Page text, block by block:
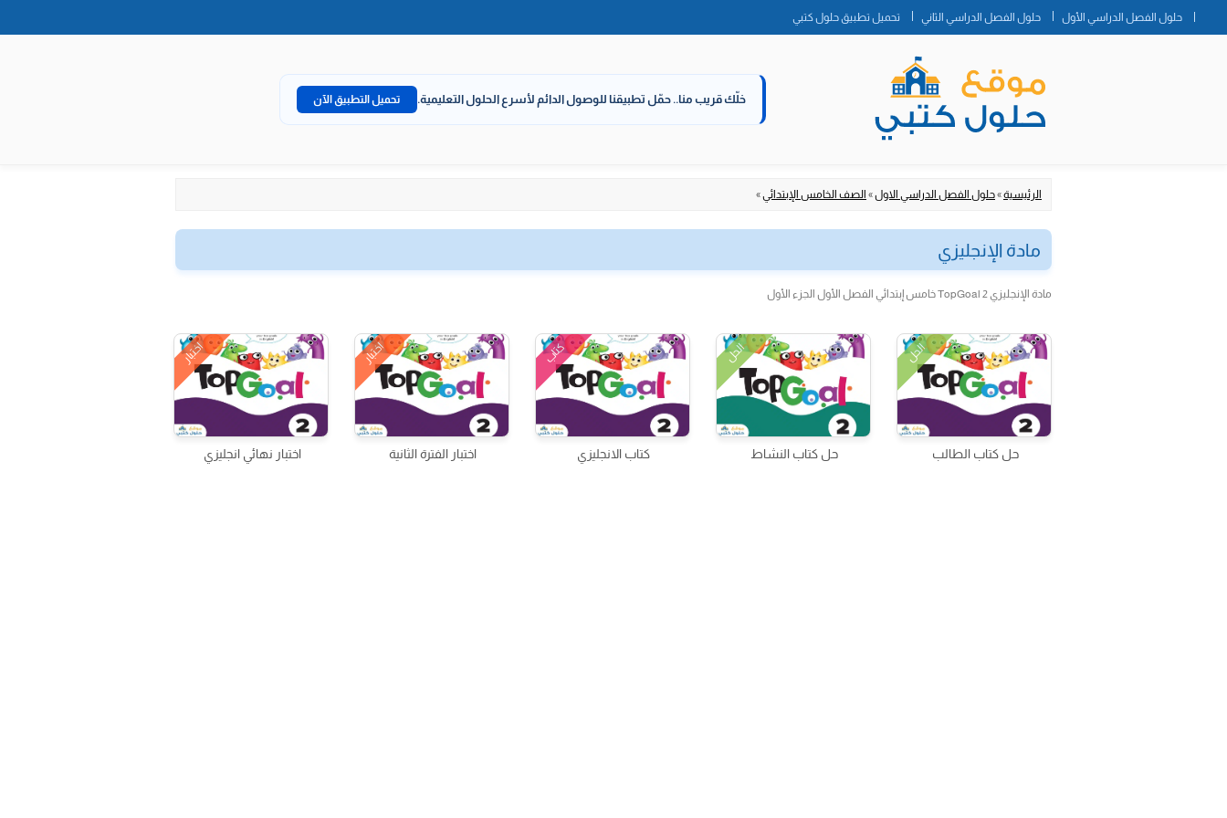
حلول الفصل الدراسي الأول حلول الفصل الدراسي الثاني تحميل تطبيق حلول كتبي
خلّك قريب منا.. حمّل تطبيقنا للوصول الدائم لأسرع الحلول التعليمية. تحميل التطبيق الآن
الرئيسية»حلول الفصل الدراسي الاول» الصف الخامس الإبتدائي»
مادة الإنجليزي
مادة الإنجليزي TopGoal 2 خامس إبتدائي الفصل الأول الجزء الأول
الحل
حل كتاب الطالب
الحل
حل كتاب النشاط
كتاب
كتاب الانجليزي
اختبار
اختبار الفترة الثانية
اختبار
اختبار نهائي انجليزي